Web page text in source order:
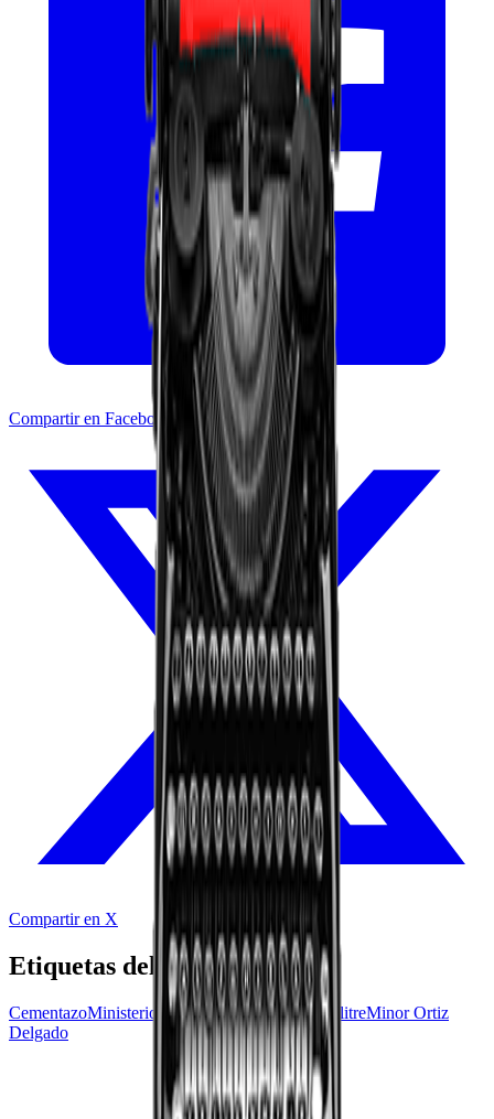
Compartir en Facebook
Compartir en X
Etiquetas del audio
CementazoMinisterio PúblicoBerenice SmithSalitreMinor Ortiz
Delgado